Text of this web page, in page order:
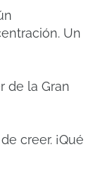
Un
de la Gran
creer. ¡Qué